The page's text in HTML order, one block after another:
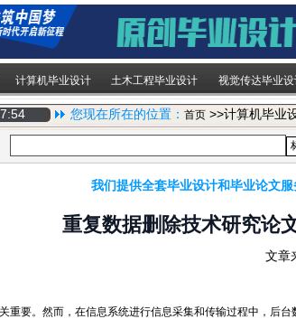
计算机毕业设计 土木工程毕业设计 视觉传达毕业设
您现在所在的位置： 首页 >>计算机毕业
我们提供全套毕业设计和毕业论文服
重复数据删除技术研究论
文章
重要。然而，在信息系统进行信息采集和传输过程中，后